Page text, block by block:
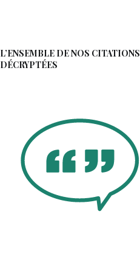
L’ENSEMBLE DE NOS CITATIONS
DÉCRYPTÉES